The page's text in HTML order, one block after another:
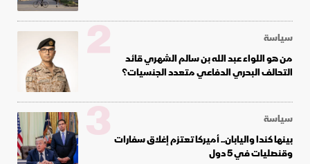
سياسة
من هو اللواء عبد الله بن سالم الشهري قائد
التحالف البحري الدفاعي متعدد الجنسيات؟
2
سياسة
بينها كندا واليابان.. أميركا تعتزم إغلاق سفارات
وقنصليات في 5 دول
3